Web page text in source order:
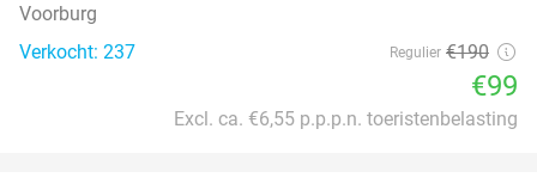
Voorburg
Verkocht: 237
Regulier €190
€99
Excl. ca. €6,55 p.p.p.n. toeristenbelasting